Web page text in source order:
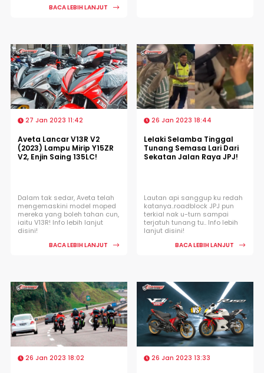
BACA LEBIH LANJUT
27 Jan 2023 11:42
Aveta Lancar V13R V2
(2023) Lampu Mirip Y15ZR
V2, Enjin Saing 135LC!
Dalam tak sedar, Aveta telah
mengemaskini model moped
mereka yang boleh tahan cun,
iaitu V13R! Info lebih lanjut
disini!
BACA LEBIH LANJUT
26 Jan 2023 18:44
Lelaki Selamba Tinggal
Tunang Semasa Lari Dari
Sekatan Jalan Raya JPJ!
Lautan api sanggup ku redah
katanya..roadblock JPJ pun
terkial nak u-turn sampai
terjatuh tunang tu.. Info lebih
lanjut disini!
BACA LEBIH LANJUT
26 Jan 2023 18:02 26 Jan 2023 13:33